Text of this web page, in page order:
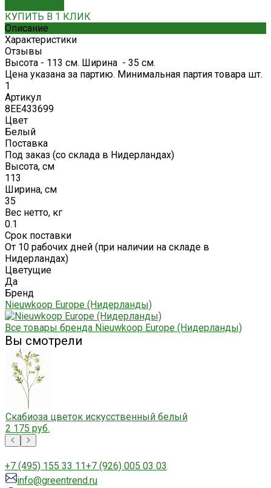
КУПИТЬ В 1 КЛИК
Описание
Характеристики
Отзывы
Высота - 113 см. Ширина - 35 см.
Цена указана за партию. Минимальная партия товара шт.
1
Артикул
8EE433699
Цвет
Белый
Поставка
Под заказ (со склада в Нидерландах)
Высота, см
113
Ширина, см
35
Вес нетто, кг
0.1
Срок поставки
От 10 рабочих дней (при наличии на складе в
Нидерландах)
Цветущие
Да
Бренд
Nieuwkoop Europe (Нидерланды)
Все товары бренда Nieuwkoop Europe (Нидерланды)
Вы смотрели
Скабиоза цветок искусственный белый
2 175 руб.
+7 (495) 155 33 11+7 (926) 005 03 03
info@greentrend.ru